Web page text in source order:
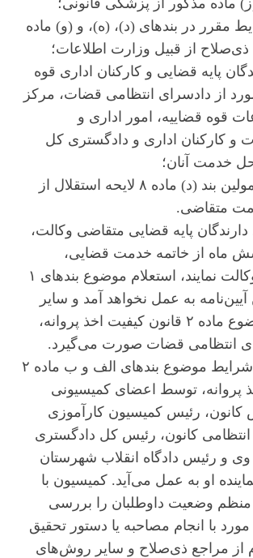
مقرر در بندهای (د)، (ه)، و (و) ماده
ذی‌صلاح از قبیل وزارت اطلاعات؛
پایه قضایی و کارکنان اداری قوه
از دادسرای انتظامی قضات، مرکز
قوه قضاییه، امور اداری و
و کارکنان اداری و دادگستری کل
خدمت آنان؛
۵- در مورد مشمولین بند (د) ماده ۸ لایحه استقلال از
متقاضی.
پایه قضایی متقاضی وکالت،
ماه از خاتمه خدمت قضایی،
تقاضای پروانه وکالت نمایند، استعلام موضوع بندهای ۱
۴۷ این آیین‌نامه به عمل نخواهد آمد و سایر
استعلام‌های موضوع ماده ۲ قانون کیفیت اخذ پروانه،
انتظامی قضات صورت می‌گیرد.
ماده ۴۸- احراز شرایط موضوع بندهای الف و ب ماده ۲
پروانه، توسط اعضای کمیسیونی
رئیس کمیسیون کارآموزی
انتظامی کانون، رئیس کل دادگستری
وی و رئیس دادگاه انقلاب شهرستان
او به عمل می‌آید. کمیسیون با
وضعیت داوطلبان را بررسی
با انجام مصاحبه یا دستور تحقیق
از مراجع ذی‌صلاح و سایر روش‌های